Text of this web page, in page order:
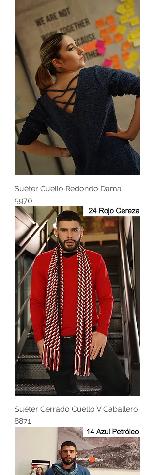
Suéter Cuello Redondo Dama
5970
Suéter Cerrado Cuello V Caballero
8871